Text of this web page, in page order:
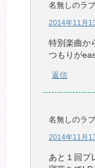
名無しのラ
2014年11月
特別楽曲か
つもりが
返信
名無しのラ
2014年11月
あと１回プ